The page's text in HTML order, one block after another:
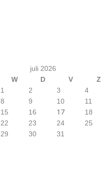
juli 2026
W D V Z
1
2 3 4
8 9 10 11
15 16 17 18
22 23 24 25
29 30 31